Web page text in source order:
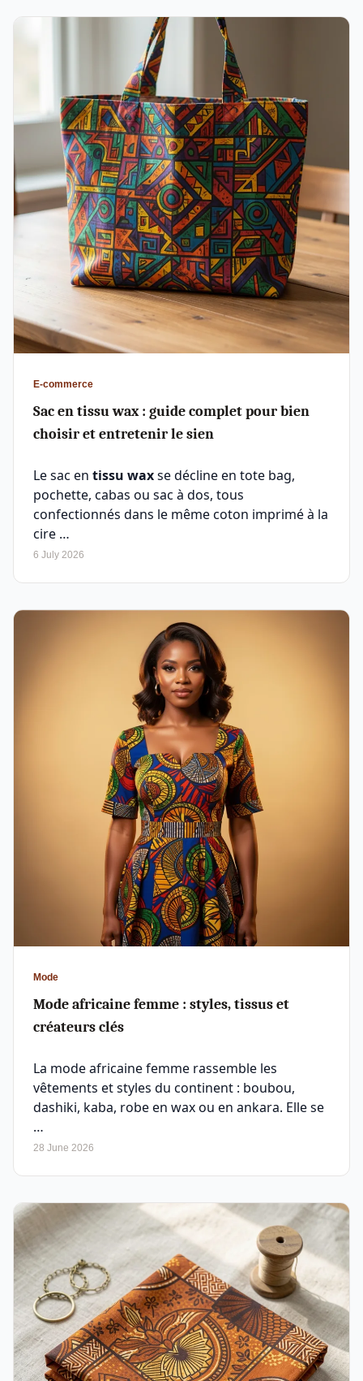
E-commerce
Sac en tissu wax : guide complet pour bien
choisir et entretenir le sien
Le sac en tissu waxse décline en tote bag,
pochette, cabas ou sac à dos, tous
confectionnés dans le même coton imprimé à la
cire …
6 July 2026
Mode
Mode africaine femme : styles, tissus et
créateurs clés
La mode africaine femme rassemble les
vêtements et styles du continent : boubou,
dashiki, kaba, robe en wax ou en ankara. Elle se
…
28 June 2026